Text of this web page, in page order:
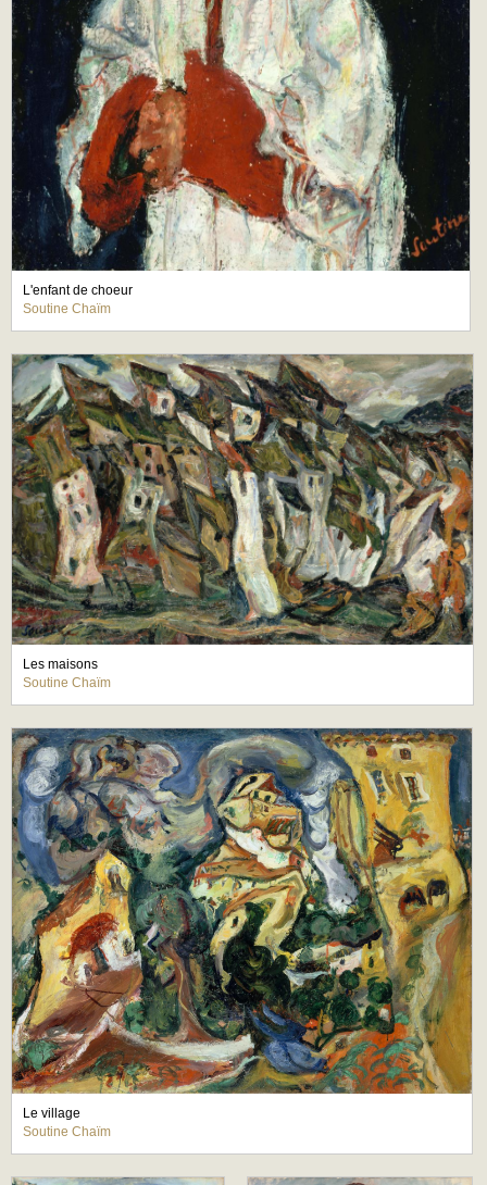
L'enfant de choeur
Soutine Chaïm
Les maisons
Soutine Chaïm
Le village
Soutine Chaïm